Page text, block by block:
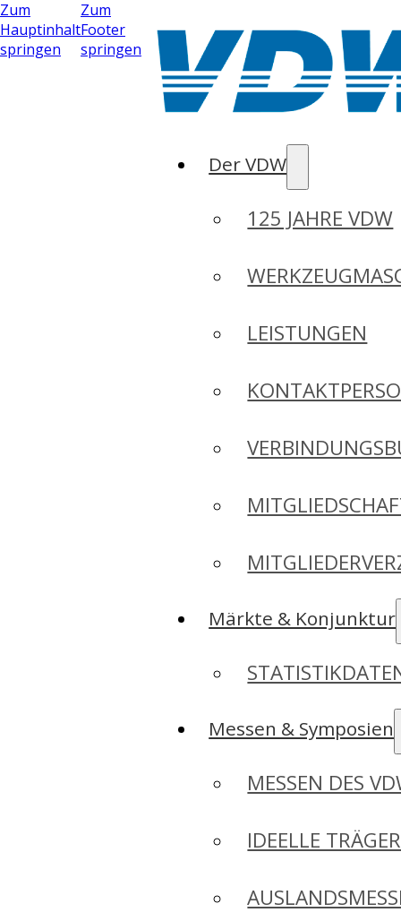
Zum
Hauptinhalt
springen
Zum
Footer
springen
Der VDW
125 JAHRE VDW
LEISTUNGEN
Märkte & Konjunktur
Messen & Symposien
MESSEN DES
IDEELLE